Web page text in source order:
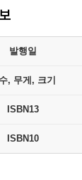
발행일
, 무게, 크기
ISBN13
ISBN10